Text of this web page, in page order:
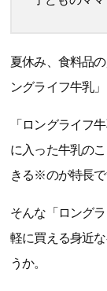
夏休み、食料品
ングライフ牛乳」
「ロングライフ
に入った牛乳の
きる※のが特長で
そんな「ロング
軽に買える身近
うか。